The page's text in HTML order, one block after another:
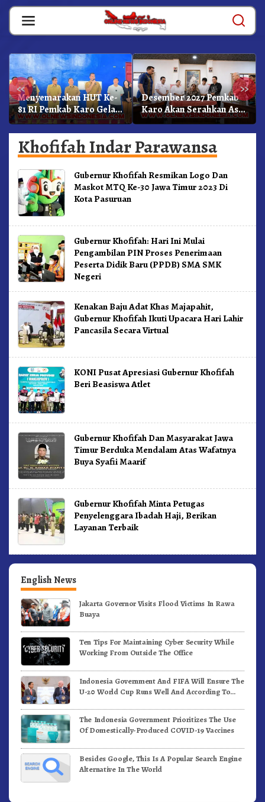
Skip
content
« »
Menyemarakan HUT Ke-
81 RI Pemkab Karo Gelar
Pertandingan Olahraga
Desember 2027 Pemkab
Karo Akan Serahkan Aset
RSUD Kabanjahe Ke
Moderamen GBKP
Khofifah Indar Parawansa
Gubernur Khofifah Resmikan Logo Dan
Maskot MTQ Ke-30 Jawa Timur 2023 Di
Kota Pasuruan
Gubernur Khofifah: Hari Ini Mulai
Pengambilan PIN Proses Penerimaan
Peserta Didik Baru (PPDB) SMA SMK
Negeri
Kenakan Baju Adat Khas Majapahit,
Gubernur Khofifah Ikuti Upacara Hari Lahir
Pancasila Secara Virtual
KONI Pusat Apresiasi Gubernur Khofifah
Beri Beasiswa Atlet
Gubernur Khofifah Dan Masyarakat Jawa
Timur Berduka Mendalam Atas Wafatnya
Buya Syafii Maarif
Gubernur Khofifah Minta Petugas
Penyelenggara Ibadah Haji, Berikan
Layanan Terbaik
English News
Jakarta Governor Visits Flood Victims In Rawa
Buaya
Ten Tips For Maintaining Cyber Security While
Working From Outside The Office
Indonesia Government And FIFA Will Ensure The
U-20 World Cup Runs Well And According To
The Indonesia Government Prioritizes The Use
Of Domestically-Produced COVID-19 Vaccines
Besides Google, This Is A Popular Search Engine
Alternative In The World